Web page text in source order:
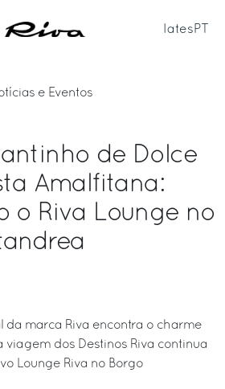
Iates PT
e Eventos
de Dolce
Amalfitana:
o Riva Lounge no
da marca Riva encontra o charme
viagem dos Destinos Riva continua
Lounge Riva no Borgo